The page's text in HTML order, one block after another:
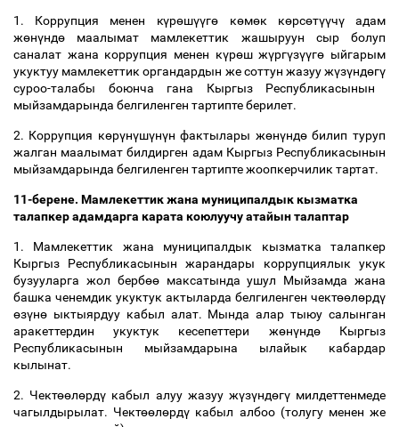
1. Коррупция менен күрөшүүгө көмөк көрсөтүүчүадам
жөнүндө маалымат мамлекеттик жашыруун сыр болуп
саналат жана коррупция менен күрөш жүргүзүүгө ыйгарым
укуктуу мамлекеттик органдардын же соттун жазуу жүзүндөгү
суроо-талабы боюнча гана Кыргыз Республикасынын
мыйзамдарында белгиленген тартипте берилет.
2. Коррупция көрүнүшүнүн фактылары жөнүндө билип туруп
жалган маалымат билдирген адам Кыргыз Республикасынын
мыйзамдарында белгиленген тартипте жоопкерчилик тартат.
11-берене. Мамлекеттик жана муниципалдык кызматка
талапкер адамдарга карата коюлуучу атайын талаптар
1. Мамлекеттик жана муниципалдык кызматка талапкер
Кыргыз Республикасынын жарандары коррупциялык укук
бузууларга жол бербөөмаксатында ушул Мыйзамда жана
башка ченемдик укуктук актыларда белгиленген чектөөлөрдү
өзүнө ыктыярдуу кабыл алат. Мында алар тыюу салынган
аракеттердин укуктук кесепеттери жөнүндөКыргыз
Республикасынын мыйзамдарына ылайык кабардар
кылынат.
2. Чектөөлөрдү кабыл алуу жазуу жүзүндөгүмилдеттенмеде
чагылдырылат. Чектөөлөрдү кабыл албоо (толугу менен же